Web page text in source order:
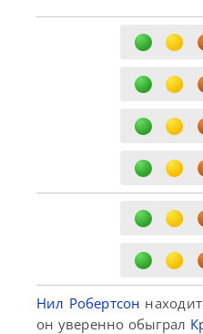
Нил Робертсон
он уверенно обыграл